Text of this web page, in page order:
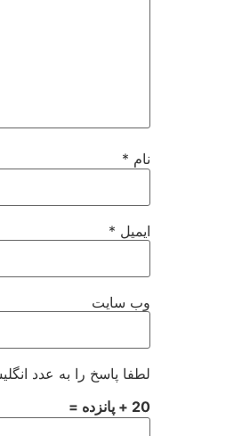
نام *
ایمیل *
وب‌ سایت
لطفا پاسخ را به عدد
20 + پانزده =